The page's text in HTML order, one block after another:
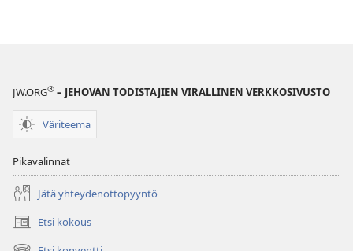
JW.ORG® – JEHOVAN TODISTAJIEN VIRALLINEN VERKKOSIVUSTO
Väriteema
Pikavalinnat
Jätä yhteydenottopyyntö
Etsi kokous
(avaa
uuden